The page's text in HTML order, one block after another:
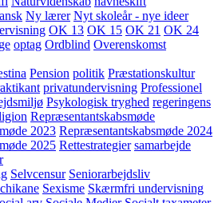
Ny lærer Nyt skoleår - nye ideer
OK 13 OK 15 OK 21 OK 24
optag Ordblind Overenskomst
Pension politik Præstationskultur
privatundervisning Professionel
Psykologisk tryghed regeringens
Repræsentantskabsmøde
2023 Repræsentantskabsmøde 2024
2025 Rettestrategier samarbejde
Selvcensur Seniorarbejdsliv
Sexisme Skærmfri undervisning